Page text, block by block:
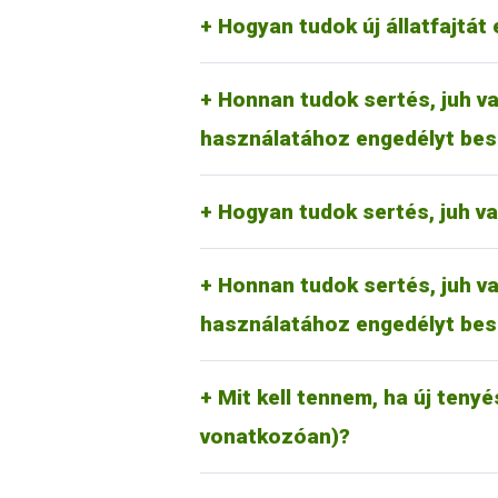
Hogyan tudok új állatfajtát
Honnan tudok sertés, juh
használatához engedélyt
Az erre vonatkozó tudnivalók
jelölőkalapács használati
Hogyan tudok sertés, juh
RA-SE Genetics Kft.
UBM Genetics Kft.
Mangalicatenyésztők Országos
Juh és kecske esetében:
Honnan tudok sertés, juh
használatához engedélyt
Az erre vonatkozó tudnivalók
jelölőkalapács használati
Mit kell tennem, ha új
vonatkozóan)?
tudnivalókat (általános
kattintva lehet elérni.